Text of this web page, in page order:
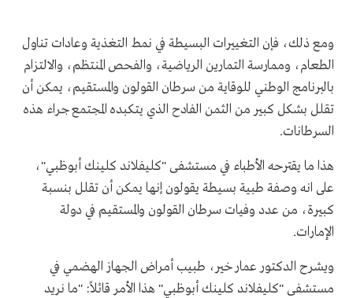
ومع ذلك، فإن التغييرات البسيطة في نمط التغذية وعادات تناول
الطعام، وممارسة التمارين الرياضية، والفحص المنتظم، والالتزام
بالبرنامج الوطني للوقاية من سرطان القولون والمستقيم، يمكن أن
تقلل بشكل كبير من الثمن الفادح الذي يتكبده المجتمع جراء هذه
السرطانات.
هذا ما يقترحه الأطباء في مستشفى "كليفلاند كلينك أبوظبي"،
على انه وصفة طبية بسيطة يقولون إنها يمكن أن تقلل بنسبة
كبيرة، من عدد وفيات سرطان القولون والمستقيم في دولة
الإمارات.
ويشرح الدكتور عمار خير، طبيب أمراض الجهاز الهضمي في
مستشفى "كليفلاند كلينك أبوظبي" هذا الأمر قائلاً: "ما نريد